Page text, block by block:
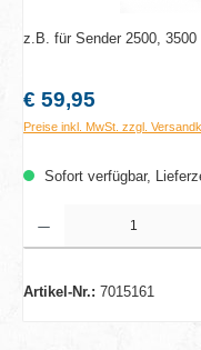
z.B. für Sender 2500, 3500
Regulärer Preis:
€ 59,95
Preise inkl. MwSt. zzgl.
Sofort verfügbar,
Artikel-Nr.: 7015161